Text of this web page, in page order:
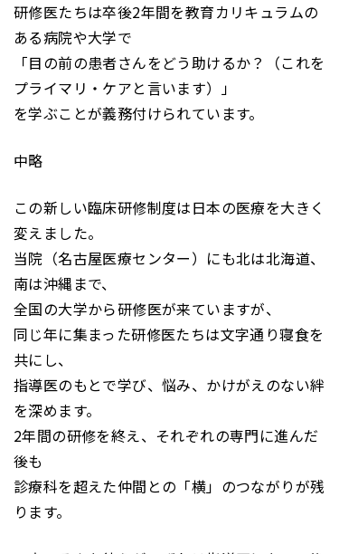
研修医たちは卒後2年間を教育カリキュラムの
ある病院や大学で
「目の前の患者さんをどう助けるか？（これを
プライマリ・ケアと言います）」
を学ぶことが義務付けられています。
中略
この新しい臨床研修制度は日本の医療を大きく
変えました。
当院（名古屋医療センター）にも北は北海道、
南は沖縄まで、
全国の大学から研修医が来ていますが、
同じ年に集まった研修医たちは文字通り寝食を
共にし、
指導医のもとで学び、悩み、かけがえのない絆
を深めます。
2年間の研修を終え、それぞれの専門に進んだ
後も
診療科を超えた仲間との「横」のつながりが残
ります。